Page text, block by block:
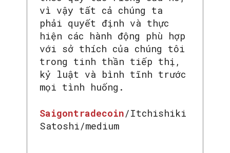
vì vậy tất cả chúng ta
phải quyết định và thực
hiện các hành động phù hợp
với sở thích của chúng tôi
trong tinh thần tiếp thị,
kỷ luật và bình tĩnh trước
mọi tình huống.
Saigontradecoin/Itchishiki
Satoshi/medium